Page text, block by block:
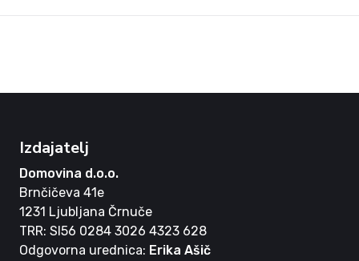
Izdajatelj
Domovina d.o.o.
Brnčičeva 41e
1231 Ljubljana Črnuče
TRR: SI56 0284 3026 4323 628
Odgovorna urednica: Erika Ašič